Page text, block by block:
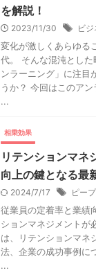
を解説！
2023/11/30 ビ
変化が激しくあらゆる
代。 そんな混沌とし
ンラーニング」に注目
うか？ 今回はこのア
...
相乗効果
リテンションマネ
向上の鍵となる最
2024/7/17 ピー
従業員の定着率と業績
ションマネジメントが
は、リテンションマネ
法、企業の成功事例に
...